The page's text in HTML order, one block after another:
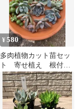
¥580
多肉植物カット苗セッ
ト 寄せ植え 根付き
有り